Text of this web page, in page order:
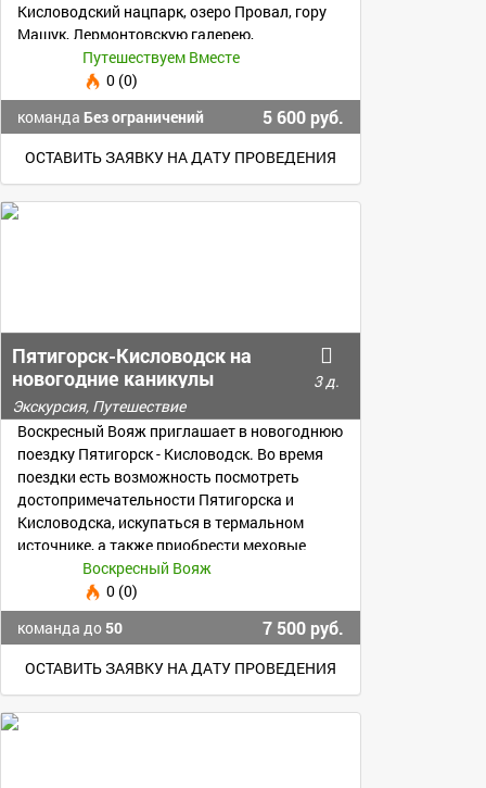
Кисловодский нацпарк, озеро Провал, гору
Машук, Лермонтовскую галерею,
термальные источники
Путешествуем Вместе
0 (0)
команда Без ограничений 5 600 руб.
ОСТАВИТЬ ЗАЯВКУ НА ДАТУ ПРОВЕДЕНИЯ
Пятигорск-Кисловодск на
новогодние каникулы
3 д.
Экскурсия, Путешествие
Воскресный Вояж приглашает в новогоднюю
поездку Пятигорск - Кисловодск. Во время
поездки есть возможность посмотреть
достопримечательности Пятигорска и
Кисловодска, искупаться в термальном
источнике, а также приобрести меховые
изделия в Пятигорске
Воскресный Вояж
0 (0)
команда до 50 7 500 руб.
ОСТАВИТЬ ЗАЯВКУ НА ДАТУ ПРОВЕДЕНИЯ